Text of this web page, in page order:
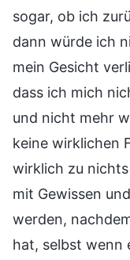
sogar, ob ich
dann würde ich
mein Gesicht
dass ich mich
und nicht mehr
keine wirklichen
wirklich zu
mit Gewissen
werden,
hat, selbst wenn